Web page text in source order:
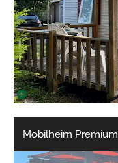
Mobilheim Premium